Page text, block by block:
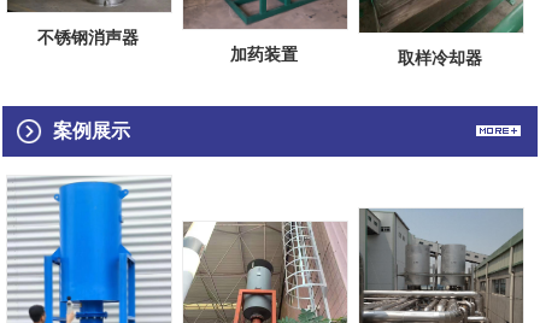
不锈钢消声器
加药装置
取样冷却器
案例展示